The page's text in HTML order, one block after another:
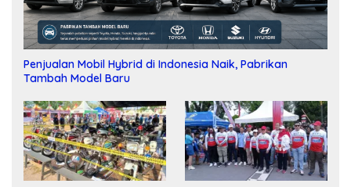
Penjualan Mobil Hybrid di Indonesia Naik, Pabrikan
Tambah Model Baru